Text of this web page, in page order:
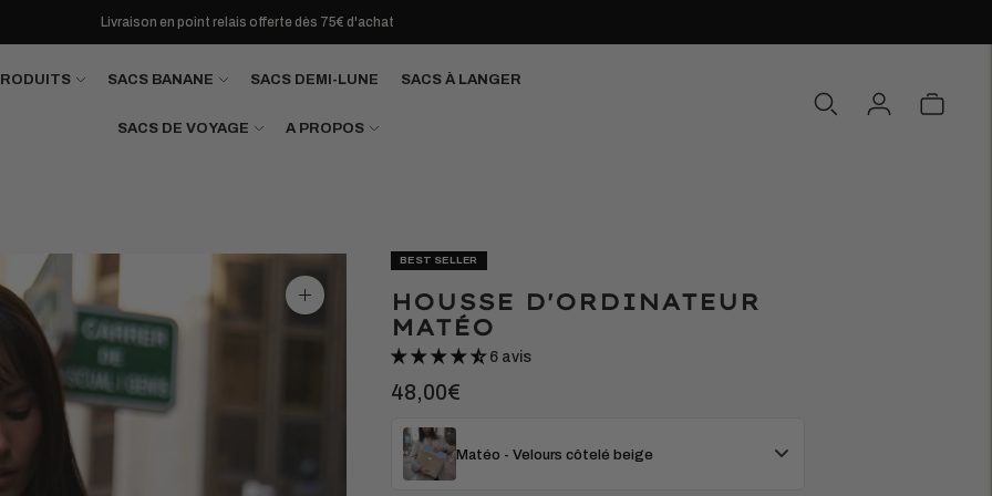
Livraison en point relais offerte dès 75€ d'achat
SACS BANANE SACS DEMI-LUNE SACS À LANGER
SACS DE VOYAGE A PROPOS
Agrandir
l'image
BEST SELLER
HOUSSE D'ORDINATEUR
MATÉO
6 avis
48,00€
Matéo - Velours côtelé beige